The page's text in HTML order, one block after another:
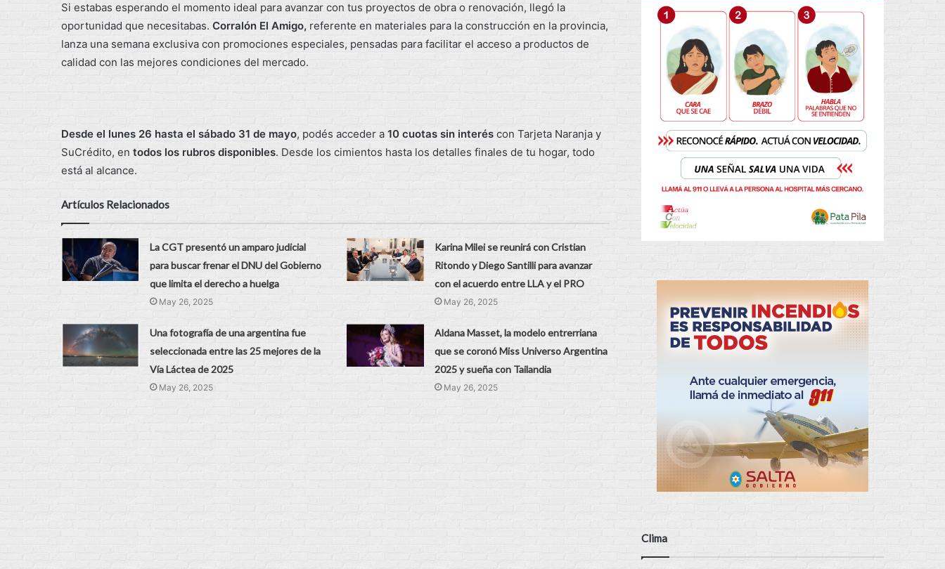
Si estabas esperando el momento ideal para avanzar con tus proyectos de obra o renovación, llegó la
oportunidad que necesitabas. Corralón El Amigo, referente en materiales para la construcción en la provincia,
lanza una semana exclusiva con promociones especiales, pensadas para facilitar el acceso a productos de
calidad con las mejores condiciones del mercado.
Desde el lunes 26 hasta el sábado 31 de mayo, podés acceder a 10 cuotas sin interés con Tarjeta Naranja y
SuCrédito, en todos los rubros disponibles. Desde los cimientos hasta los detalles finales de tu hogar, todo
está al alcance.
Artículos Relacionados
La CGT presentó un amparo judicial
para buscar frenar el DNU del Gobierno
que limita el derecho a huelga
May 26, 2025
Karina Milei se reunirá con Cristian
Ritondo y Diego Santilli para avanzar
con el acuerdo entre LLA y el PRO
May 26, 2025
Una fotografía de una argentina fue
seleccionada entre las 25 mejores de la
Vía Láctea de 2025
May 26, 2025
Aldana Masset, la modelo entrerriana
que se coronó Miss Universo Argentina
2025 y sueña con Tailandia
May 26, 2025
Clima